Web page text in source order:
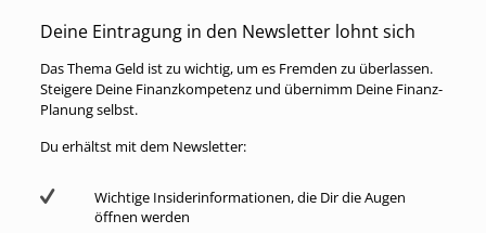
Deine Eintragung in den Newsletter lohnt sich
Das Thema Geld ist zu wichtig, um es Fremden zu überlassen.
Steigere Deine Finanzkompetenz und übernimm Deine Finanz-
Planung selbst.
Du erhältst mit dem Newsletter:
Wichtige Insiderinformationen, die Dir die Augen
öffnen werden